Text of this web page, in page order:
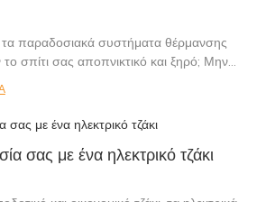
παραδοσιακά συστήματα θέρμανσης
σπίτι σας αποπνικτικό και ξηρό; Μην
τη δύναμη των υδρατμών για να
και μαγευτικές φλόγες, διατηρώντας
άνετα υγρό. Σε αυτό το άρθρο,
των τζακιών υδρατμών και
σας με ένα ηλεκτρικό τζάκι